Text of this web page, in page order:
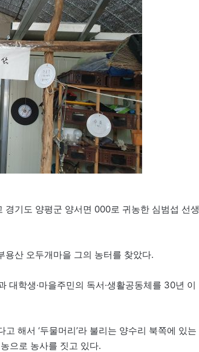
기도 양평군 양서면 000로 귀농한 심범섭 선생
산 오두개마을 그의 농터를 찾았다.
대학생·마을주민의 독서·생활공동체를 30년 이
해서 ‘두물머리’라 불리는 양수리 북쪽에 있는
으로 농사를 짓고 있다.